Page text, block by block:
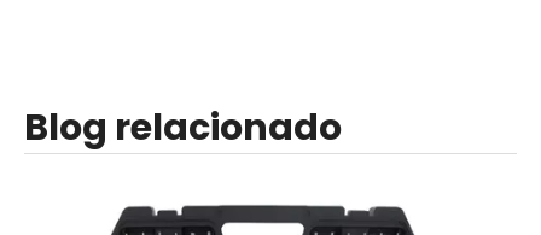
Blog relacionado